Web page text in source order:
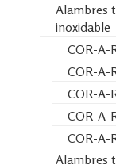
Alambres
inoxidable
COR-A-
COR-A-
COR-A-
COR-A-
COR-A-
Alambres